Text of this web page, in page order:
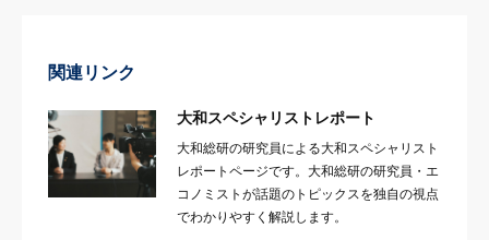
関連リンク
大和スペシャリストレポート
大和総研の研究員による大和スペシャリスト
レポートページです。大和総研の研究員・エ
コノミストが話題のトピックスを独自の視点
でわかりやすく解説します。